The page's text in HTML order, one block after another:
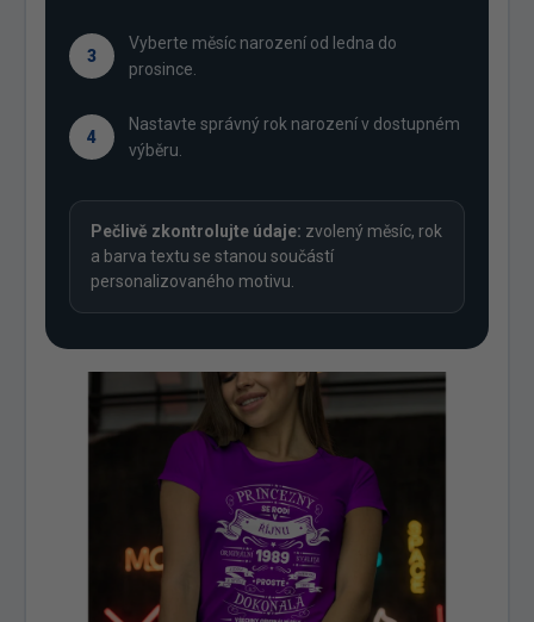
3
Vyberte měsíc narození od ledna do
prosince.
4
Nastavte správný rok narození v dostupném
výběru.
Pečlivě zkontrolujte údaje: zvolený měsíc, rok
a barva textu se stanou součástí
personalizovaného motivu.